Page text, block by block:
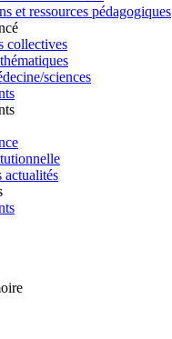
et ressources pédagogiques
collectives
sciences
actualités